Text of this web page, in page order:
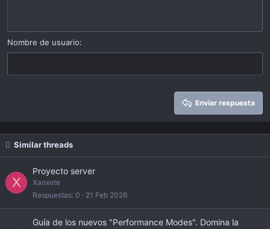
15
18
22
Times New Roman
Justify text
Heading 2
Heading 3
Nombre de usuario
Enviar respuesta
Similar threads
X
Proyecto server
Xanxete
Respuestas 0 21 Feb 2026
Guía de los nuevos "Performance Modes". Domina la